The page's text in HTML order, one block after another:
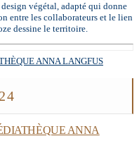
végétal, adapté qui donne
entre les collaborateurs et le lien
dessine le territoire.
ANNA